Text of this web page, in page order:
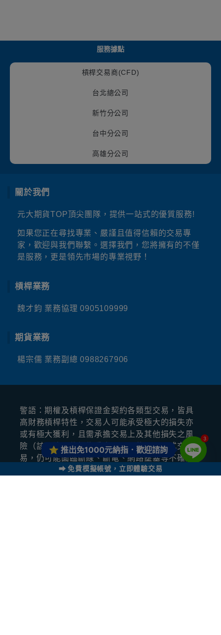
服務據點
槓桿交易商(CFD)
台北總公司
新竹分公司
台中分公司
高雄分公司
關於我們
元大期貨TOP頂尖團隊，提供一站式的優質服務!
如果您正在尋找專業、嚴謹且值得信賴的交易專
家，歡迎與我們聯繫。選擇我們，您將擁有的不僅
是服務，更是領先市場的專業視野！
槓桿業務
魏才鈞 業務協理0905109999
期貨業務
楊宗儒 業務副總0988267906
警語：期權及槓桿保證⾦契約各類型交易，皆具
⾼財務槓桿特性，交易⼈可能承受極⼤的損失亦
或有極⼤獲利，且需承擔交易上及其他損失之風
險（該風險可能極為重⼤）；⼜使⽤電⼦式交
易，仍可能⾯臨斷線、斷電、網路壅塞等不確定
因素，致使買賣指令無法即時傳送或延遲。以上
3
⭐ 推出免1000元納指．歡迎諮詢
⮕ 免費模擬帳號，立即體驗交易